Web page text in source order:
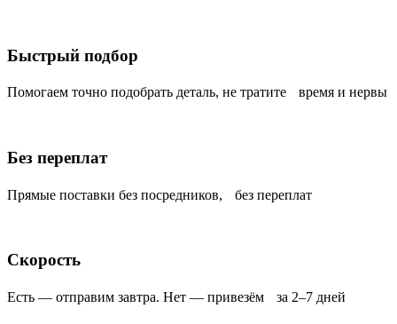
Быстрый подбор
Помогаем точно подобрать деталь, не тратите время и нервы
Без переплат
Прямые поставки без посредников, без переплат
Скорость
Есть — отправим завтра. Нет — привезём за 2–7 дней